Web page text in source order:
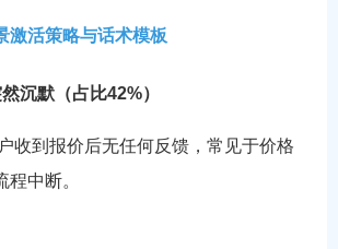
激活策略与话术模板
沉默（占比42%）
收到报价后无任何反馈，常见于价格
中断。